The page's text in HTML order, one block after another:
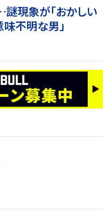
現象が「おかしい
不明な男」